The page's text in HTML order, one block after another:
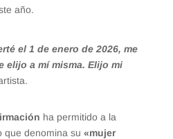
año.
el 1 de enero de 2026, me
elijo a mí misma. Elijo mi
ha permitido a la
que denomina su «mujer